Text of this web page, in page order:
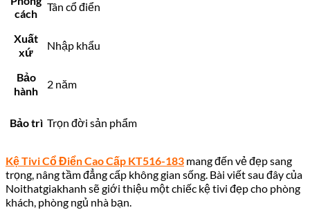
cách
Tân cổ điển
Xuất
xứ
Nhập khẩu
Bảo
hành
2 năm
Bảo trì Trọn đời sản phẩm
Kệ Tivi Cổ Điển Cao Cấp KT516-183 mang đến vẻ đẹp sang
trọng, nâng tầm đẳng cấp không gian sống. Bài viết sau đây của
Noithatgiakhanh sẽ giới thiệu một chiếc kệ tivi đẹp cho phòng
khách, phòng ngủ nhà bạn.